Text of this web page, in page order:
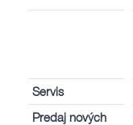
Servis
Predaj nových